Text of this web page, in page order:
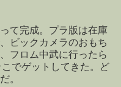
て完成。プラ版は在庫
ビックカメラのおもち
フロム中武に行ったら
でゲットしてきた。ど
。